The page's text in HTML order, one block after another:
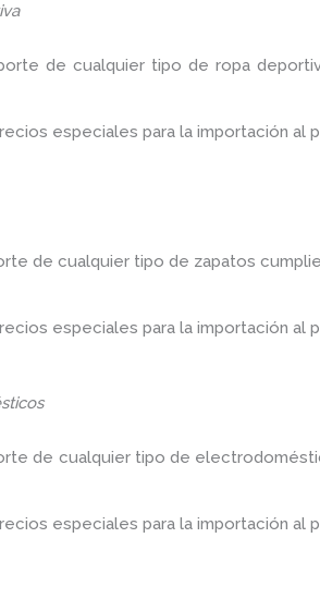
de cualquier tipo de ropa
especiales para la importación al
de cualquier tipo de zapatos
especiales para la importación al
de cualquier tipo de
especiales para la importación al